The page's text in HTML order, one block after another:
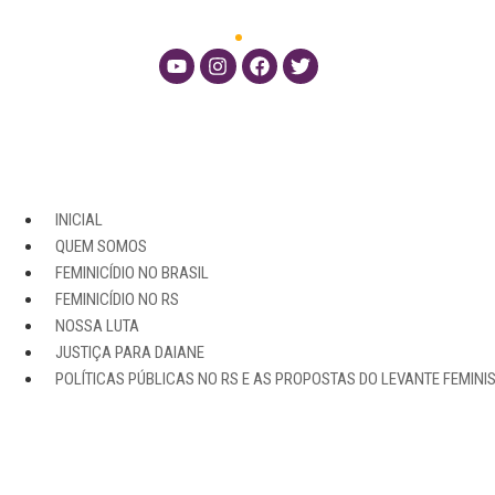
INICIAL
QUEM SOMOS
FEMINICÍDIO NO BRASIL
FEMINICÍDIO NO RS
NOSSA LUTA
JUSTIÇA PARA DAIANE
POLÍTICAS PÚBLICAS NO RS E AS PROPOSTAS DO LEVANTE